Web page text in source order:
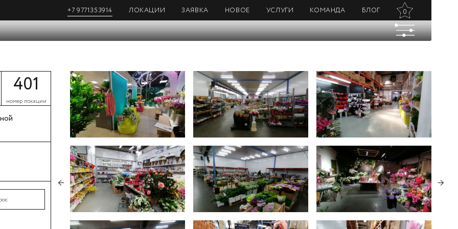
+7 9771353914 ЛОКАЦИИ ЗАЯВКА НОВОЕ УСЛУГИ КОМАНДА БЛОГ 0
401
номер локации
← →